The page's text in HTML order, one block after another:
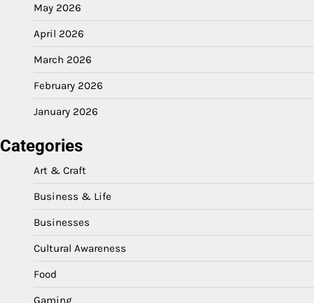
May 2026
April 2026
March 2026
February 2026
January 2026
Categories
Art & Craft
Business & Life
Businesses
Cultural Awareness
Food
Gaming